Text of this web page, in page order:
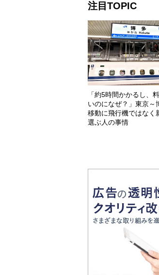
注目TOPIC
「約5時間かかるし、
いのになぜ？」東京～
移動に飛行機ではなく
選ぶ人の事情